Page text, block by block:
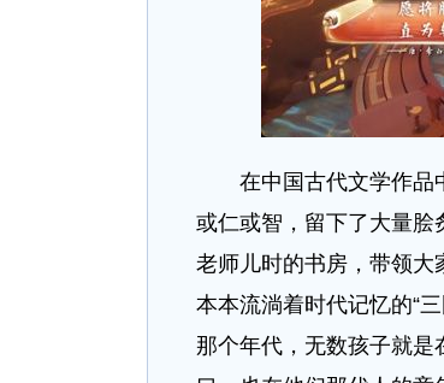
在中国古代文学作品中
或仁或智，留下了大量脍
老师儿时的书房，带领大
本本流淌着时代记忆的“
那个年代，无数孩子就是